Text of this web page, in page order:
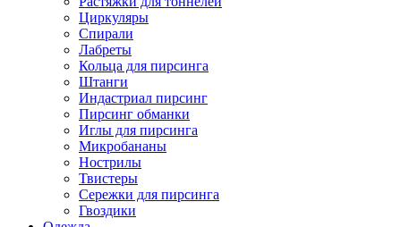
Циркуляры
Спирали
Лабреты
Кольца для пирсинга
Штанги
Индастриал пирсинг
Пирсинг обманки
Иглы для пирсинга
Микробананы
Нострилы
Твистеры
Сережки для пирсинга
Гвоздики